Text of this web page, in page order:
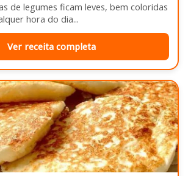
de legumes ficam leves, bem coloridas
hora do dia...
Ver receita completa